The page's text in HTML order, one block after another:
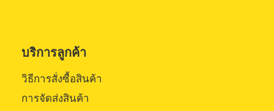
บริการลูกค้า
วิธีการสั่งซื้อสินค้า
การจัดส่งสินค้า